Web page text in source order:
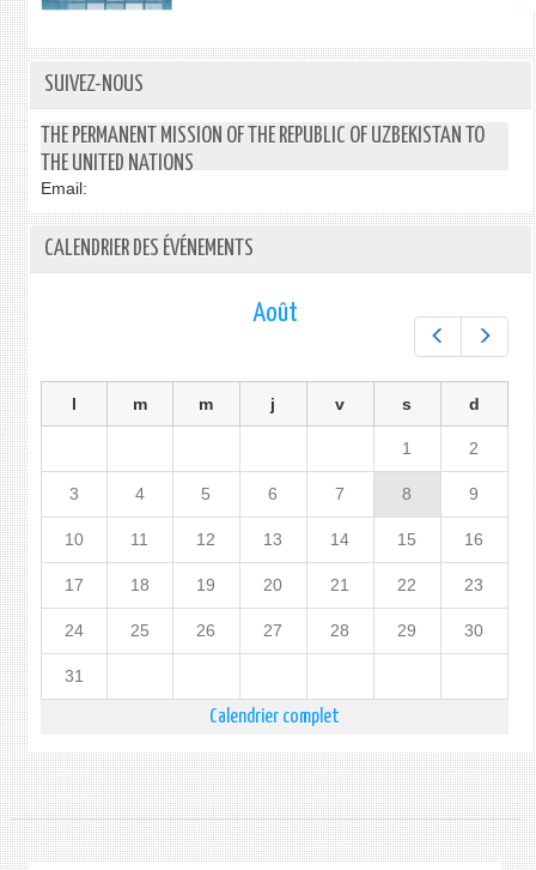
SUIVEZ-NOUS
THE PERMANENT MISSION OF THE REPUBLIC OF UZBEKISTAN TO
THE UNITED NATIONS
Email:
CALENDRIER DES ÉVÉNEMENTS
Préc.
Août
l m m j v s d
1 2
3 4 5 6 7 8 9
10 11 12 13 14 15 16
17 18 19 20 21 22 23
24 25 26 27 28 29 30
31
Calendrier complet